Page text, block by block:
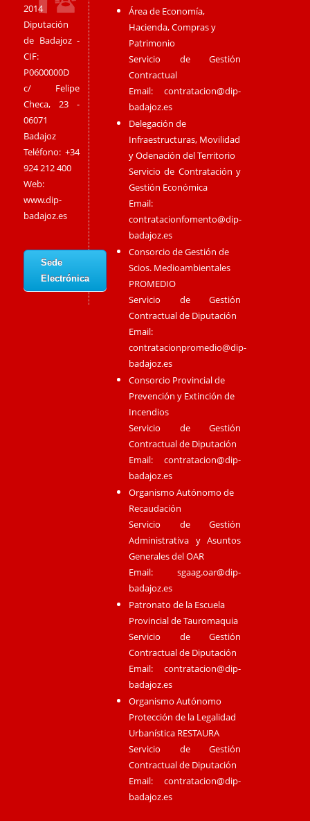
2014
Diputación
de Badajoz -
CIF:
P0600000D
c/ Felipe
Checa, 23 -
06071
Badajoz
Teléfono: +34
924 212 400
Web:
www.dip-
badajoz.es
Sede
Electrónica
Área de Economía,
Hacienda, Compras y
Patrimonio
Servicio de Gestión
Contractual
Email:contratacion@dip-
badajoz.es
Delegación de
Infraestructuras, Movilidad
y Odenación del Territorio
Servicio de Contratación y
Gestión Económica
Email:
contratacionfomento@dip-
badajoz.es
Consorcio de Gestión de
Scios. Medioambientales
PROMEDIO
Servicio de Gestión
Contractual de Diputación
Email:
contratacionpromedio@dip-
badajoz.es
Consorcio Provincial de
Prevención y Extinción de
Incendios
Servicio de Gestión
Contractual de Diputación
Email:contratacion@dip-
badajoz.es
Organismo Autónomo de
Recaudación
Servicio de Gestión
Administrativa y Asuntos
Generales del OAR
Email:sgaag.oar@dip-
badajoz.es
Patronato de la Escuela
Provincial de Tauromaquia
Servicio de Gestión
Contractual de Diputación
Email:contratacion@dip-
badajoz.es
Organismo Autónomo
Protección de la Legalidad
Urbanística RESTAURA
Servicio de Gestión
Contractual de Diputación
Email:contratacion@dip-
badajoz.es